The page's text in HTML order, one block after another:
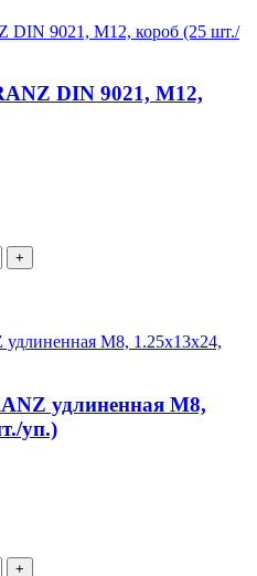
DIN 9021, M12,
удлиненная М8,
уп.)